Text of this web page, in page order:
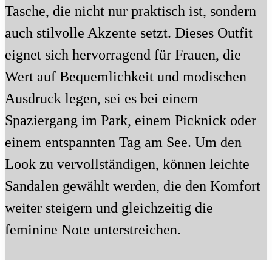
Tasche, die nicht nur praktisch ist, sondern
auch stilvolle Akzente setzt. Dieses Outfit
eignet sich hervorragend für Frauen, die
Wert auf Bequemlichkeit und modischen
Ausdruck legen, sei es bei einem
Spaziergang im Park, einem Picknick oder
einem entspannten Tag am See. Um den
Look zu vervollständigen, können leichte
Sandalen gewählt werden, die den Komfort
weiter steigern und gleichzeitig die
feminine Note unterstreichen.